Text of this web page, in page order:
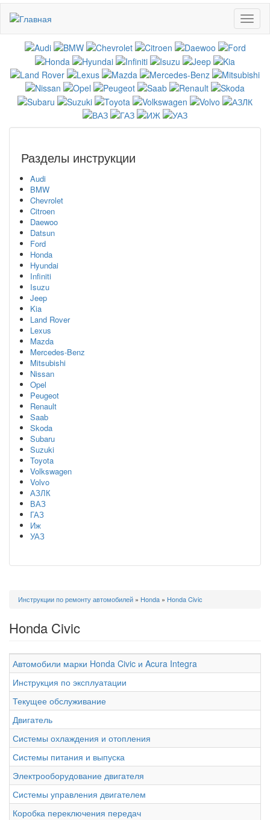
основному
содержанию
Разделы инструкции
Audi
BMW
Chevrolet
Citroen
Daewoo
Datsun
Ford
Honda
Hyundai
Infiniti
Isuzu
Jeep
Kia
Land Rover
Lexus
Mazda
Mercedes-Benz
Mitsubishi
Nissan
Opel
Peugeot
Renault
Saab
Skoda
Subaru
Suzuki
Toyota
Volkswagen
Volvo
АЗЛК
ВАЗ
ГАЗ
Иж
УАЗ
Вы
Инструкции по ремонту автомобилей » Honda » Honda Civic
Honda Civic
Автомобили марки Honda Civic и Acura Integra
Инструкция по эксплуатации
Текущее обслуживание
Двигатель
Системы охлаждения и отопления
Системы питания и выпуска
Электрооборудование двигателя
Системы управления двигателем
Коробка переключения передач